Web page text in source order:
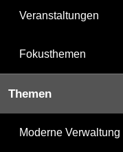
Veranstaltungen
Fokusthemen
Themen
Moderne Verwaltung